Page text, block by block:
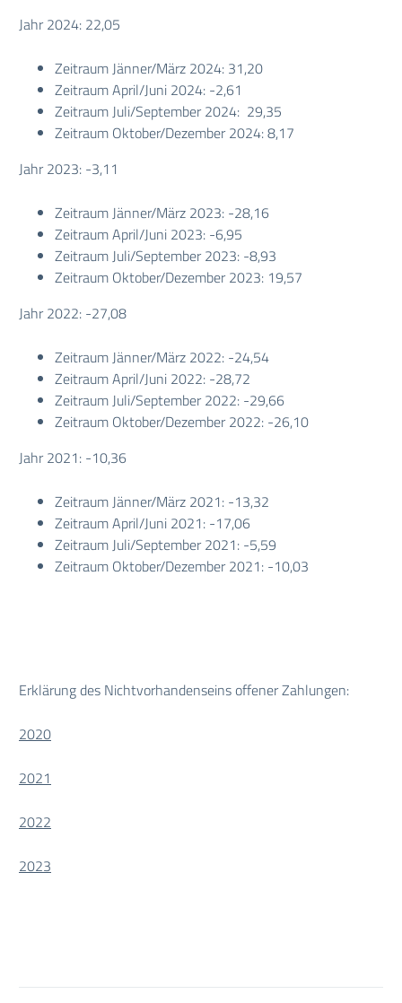
Jahr 2024: 22,05
Zeitraum Jänner/März 2024: 31,20
Zeitraum April/Juni 2024: -2,61
Zeitraum Juli/September 2024: 29,35
Zeitraum Oktober/Dezember 2024: 8,17
Jahr 2023: -3,11
Zeitraum Jänner/März 2023: -28,16
Zeitraum April/Juni 2023: -6,95
Zeitraum Juli/September 2023: -8,93
Zeitraum Oktober/Dezember 2023: 19,57
Jahr 2022: -27,08
Zeitraum Jänner/März 2022: -24,54
Zeitraum April/Juni 2022: -28,72
Zeitraum Juli/September 2022: -29,66
Zeitraum Oktober/Dezember 2022: -26,10
Jahr 2021: -10,36
Zeitraum Jänner/März 2021: -13,32
Zeitraum April/Juni 2021: -17,06
Zeitraum Juli/September 2021: -5,59
Zeitraum Oktober/Dezember 2021: -10,03
Erklärung des Nichtvorhandenseins offener Zahlungen:
2020
2021
2022
2023